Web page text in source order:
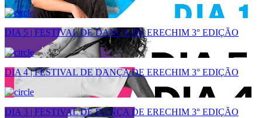
DIA 5 | FESTIVAL DE DANÇA DE ERECHIM 3° EDIÇÃO
DIA 4 | FESTIVAL DE DANÇA DE ERECHIM 3° EDIÇÃO
DIA 3 | FESTIVAL DE DANÇA DE ERECHIM 3° EDIÇÃO